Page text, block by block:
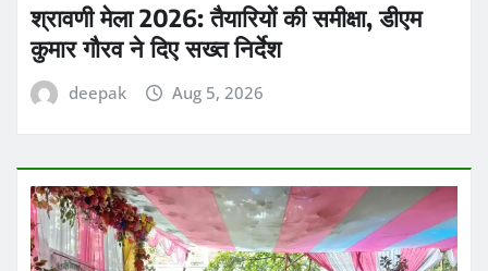
श्रावणी मेला 2026: तैयारियों की समीक्षा, डीएम
कुमार गौरव ने दिए सख्त निर्देश
deepak Aug 5, 2026